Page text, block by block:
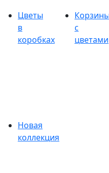
Цветы
в
коробках
с
цветами
Новая
коллекция